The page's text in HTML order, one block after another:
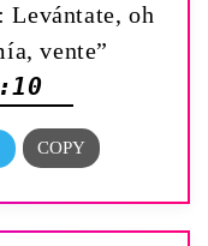
Levántate, oh
vente”